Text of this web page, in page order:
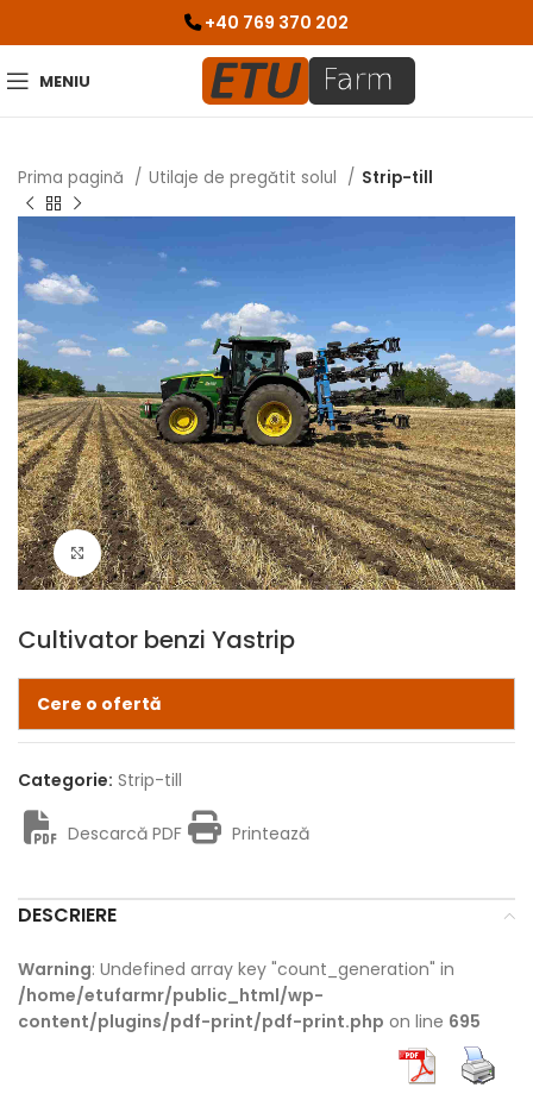
+40 769 370 202
MENIU
Prima pagină Utilaje de pregătit solul Strip-till
Click pentru zoom
Cultivator benzi Yastrip
Cere o ofertă
Categorie: Strip-till
Descarcă PDF Printează
DESCRIERE
Warning: Undefined array key "count_generation" in
/home/etufarmr/public_html/wp-
content/plugins/pdf-print/pdf-print.php on line 695